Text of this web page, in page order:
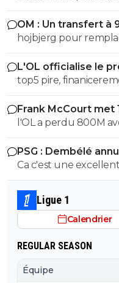
OM : Un transfert à
hojbjerg pour
avant quand même
L'OL officialise le
top5 pire,
parlant on a eu des
Frank McCourt met
l'OL a perdu 800M
court , et ils sont
PSG : Dembélé
Ca c'est une
Ligue 1
Calendrier
REGULAR SEASON
Équipe